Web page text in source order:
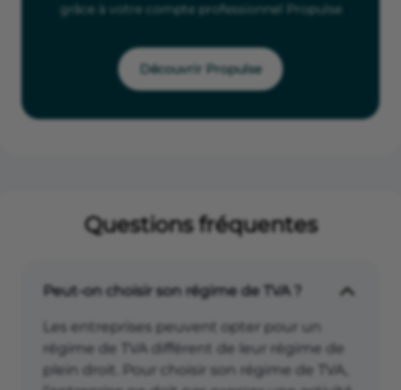
grâce à votre compte professionnel Propulse
Découvrir Propulse
Questions fréquentes
Peut-on choisir son régime de TVA ?
Les entreprises peuvent opter pour un
régime de TVA différent de leur régime de
plein droit. Pour choisir son régime de TVA,